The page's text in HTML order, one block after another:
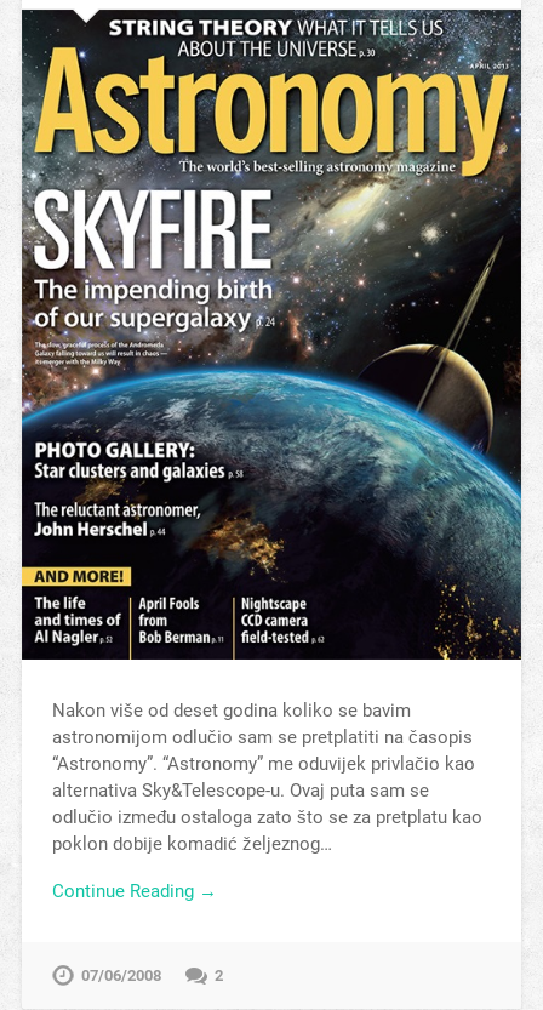
Nakon više od deset godina koliko se bavim
astronomijom odlučio sam se pretplatiti na časopis
“Astronomy”. “Astronomy” me oduvijek privlačio kao
alternativa Sky&Telescope-u. Ovaj puta sam se
odlučio između ostaloga zato što se za pretplatu kao
poklon dobije komadić željeznog…
Continue Reading →
07/06/2008 2